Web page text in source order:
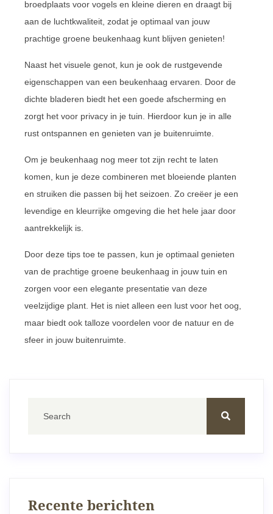
broedplaats voor vogels en kleine dieren en draagt bij
aan de luchtkwaliteit, zodat je optimaal van jouw
prachtige groene beukenhaag kunt blijven genieten!
Naast het visuele genot, kun je ook de rustgevende
eigenschappen van een beukenhaag ervaren. Door de
dichte bladeren biedt het een goede afscherming en
zorgt het voor privacy in je tuin. Hierdoor kun je in alle
rust ontspannen en genieten van je buitenruimte.
Om je beukenhaag nog meer tot zijn recht te laten
komen, kun je deze combineren met bloeiende planten
en struiken die passen bij het seizoen. Zo creëer je een
levendige en kleurrijke omgeving die het hele jaar door
aantrekkelijk is.
Door deze tips toe te passen, kun je optimaal genieten
van de prachtige groene beukenhaag in jouw tuin en
zorgen voor een elegante presentatie van deze
veelzijdige plant. Het is niet alleen een lust voor het oog,
maar biedt ook talloze voordelen voor de natuur en de
sfeer in jouw buitenruimte.
Recente berichten